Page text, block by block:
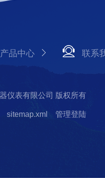
产品中心 联系
仪表有限公司 版权所有
sitemap.xml 管理登陆